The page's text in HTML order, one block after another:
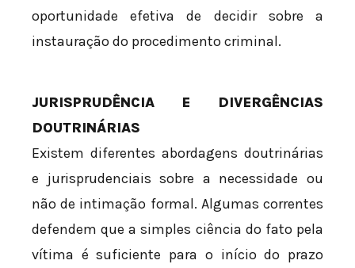
oportunidade efetiva de decidir sobre a
instauração do procedimento criminal.
JURISPRUDÊNCIA E DIVERGÊNCIAS
DOUTRINÁRIAS
Existem diferentes abordagens doutrinárias
e jurisprudenciais sobre a necessidade ou
não de intimação formal. Algumas correntes
defendem que a simples ciência do fato pela
vítima é suficiente para o início do prazo